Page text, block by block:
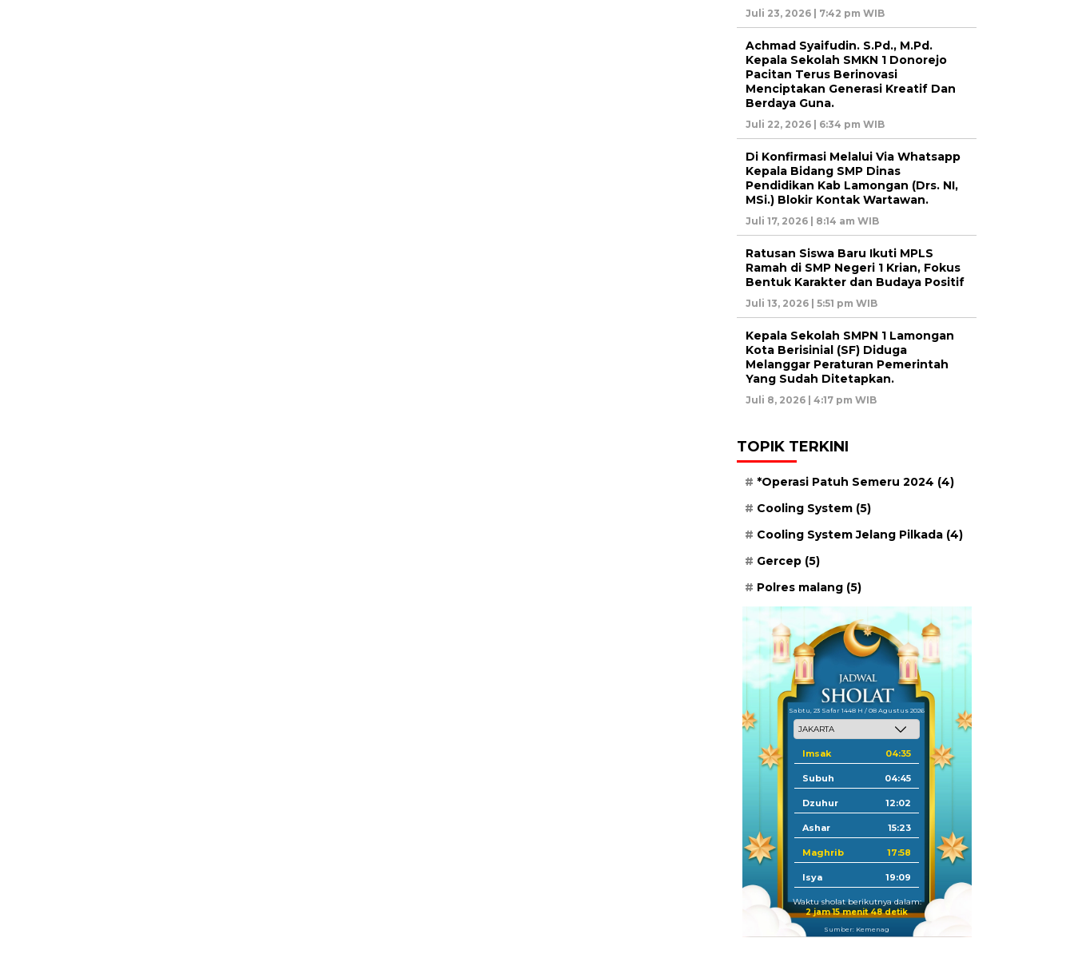
Juli 23, 2026 | 7:42 pm WIB
Achmad Syaifudin. S.Pd., M.Pd.
Kepala Sekolah SMKN 1 Donorejo
Pacitan Terus Berinovasi
Menciptakan Generasi Kreatif Dan
Berdaya Guna.
Juli 22, 2026 | 6:34 pm WIB
Di Konfirmasi Melalui Via Whatsapp
Kepala Bidang SMP Dinas
Pendidikan Kab Lamongan (Drs. NI,
MSi.) Blokir Kontak Wartawan.
Juli 17, 2026 | 8:14 am WIB
Ratusan Siswa Baru Ikuti MPLS
Ramah di SMP Negeri 1 Krian, Fokus
Bentuk Karakter dan Budaya Positif
Juli 13, 2026 | 5:51 pm WIB
Kepala Sekolah SMPN 1 Lamongan
Kota Berisinial (SF) Diduga
Melanggar Peraturan Pemerintah
Yang Sudah Ditetapkan.
Juli 8, 2026 | 4:17 pm WIB
TOPIK TERKINI
*Operasi Patuh Semeru 2024 (4)
Cooling System (5)
Cooling System Jelang Pilkada (4)
Gercep (5)
Polres malang (5)
Sabtu, 23 Safar 1448 H / 08 Agustus 2026
Imsak 04:35
Subuh 04:45
Dzuhur 12:02
Ashar 15:23
Maghrib 17:58
Isya 19:09
Waktu sholat berikutnya dalam:
2 jam 15 menit 47 detik
Sumber: Kemenag